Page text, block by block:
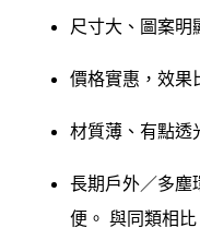
尺寸大、圖案明
價格實惠，效果
材質薄、有點透
長期戶外／多塵
便。 與同類相